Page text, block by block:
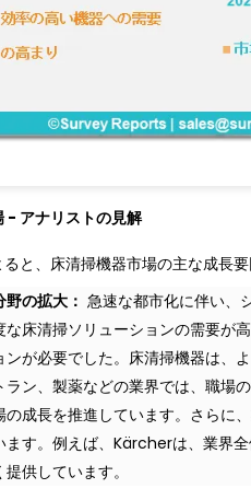
- アナリストの見解
と、床清掃機器市場の主な成長要
の拡大： 急速な都市化に伴い、
な床清掃ソリューションの需要が
ンが必要でした。床清掃機器は、
ラン、製薬などの業界では、職場
の成長を推進しています。さらに
ます。例えば、Kärcherは、業界
供しています。